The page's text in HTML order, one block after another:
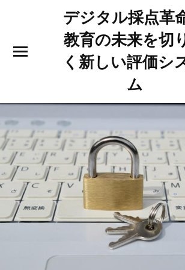
デジタル採点革
教育の未来を切
く新しい評価シ
ム